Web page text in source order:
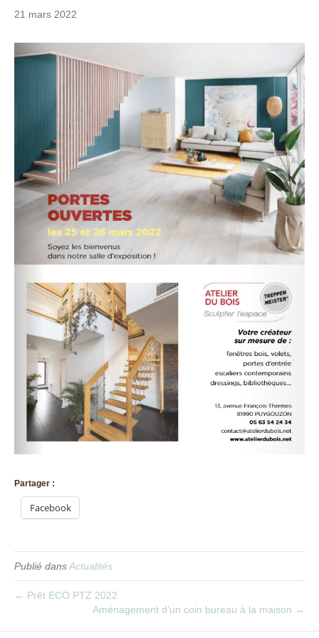
21 mars 2022
Partager :
Facebook
Publié dansActualités
← Prêt ECO PTZ 2022
Aménagement d’un coin bureau à la maison →